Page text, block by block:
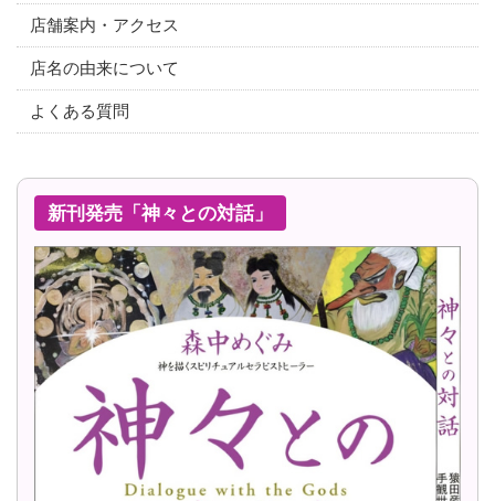
店舗案内・アクセス
店名の由来について
よくある質問
新刊発売「神々との対話」